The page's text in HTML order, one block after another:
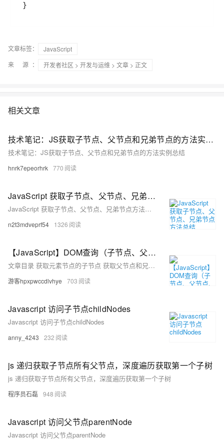
}
文章标签：
JavaScript
来 源：
开发者社区 > 开发与运维 > 文章 > 正文
相关文章
技术笔记：JS获取子节点、父节点和兄弟节点的方法实例总结
技术笔记：JS获取子节点、父节点和兄弟节点的方法实例总结
hnrk7epeorhrk 770
JavaScript 获取子节点、父节点、兄弟节点方法总结
JavaScript 获取子节点、父节点、兄弟节点方法总结
n2t3mdveprf54 1326
【JavaScript】DOM查询（子节点、父节点、兄弟节点）源码详解
文章目录 获取元素节点的子节点 获取父节点和兄弟节点 扩展：获取和修改input文本标签中的值
游客hpxpwccdlvhye 703
Javascript 访问子节点childNodes
Javascript 访问子节点childNodes
anny_4243 232
js 递归获取子节点所有父节点，深度遍历获取第一个子树
js 递归获取子节点所有父节点，深度遍历获取第一个子树
程序员石磊 948
Javascript 访问父节点parentNode
Javascript 访问父节点parentNode